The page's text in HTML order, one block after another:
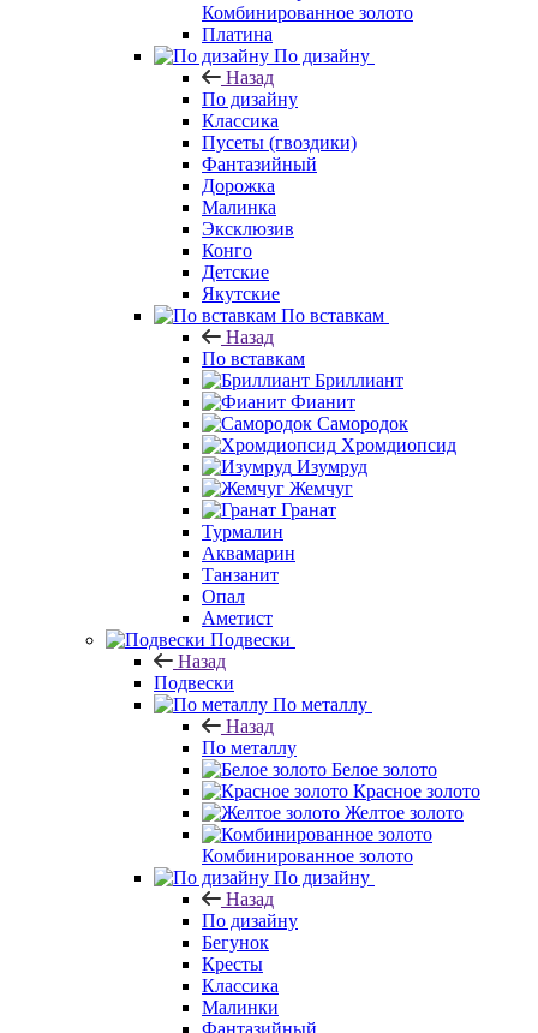
Комбинированное золото
Платина
По дизайну
Назад
По дизайну
Классика
Пусеты (гвоздики)
Фантазийный
Дорожка
Малинка
Эксклюзив
Конго
Детские
Якутские
По вставкам
Назад
По вставкам
Бриллиант
Фианит
Самородок
Хромдиопсид
Изумруд
Жемчуг
Гранат
Турмалин
Аквамарин
Танзанит
Опал
Аметист
Подвески
Назад
Подвески
По металлу
Назад
По металлу
Белое золото
Красное золото
Желтое золото
Комбинированное золото
По дизайну
Назад
По дизайну
Бегунок
Кресты
Классика
Малинки
Фантазийный